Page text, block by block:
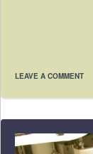
LEAVE A COMMENT